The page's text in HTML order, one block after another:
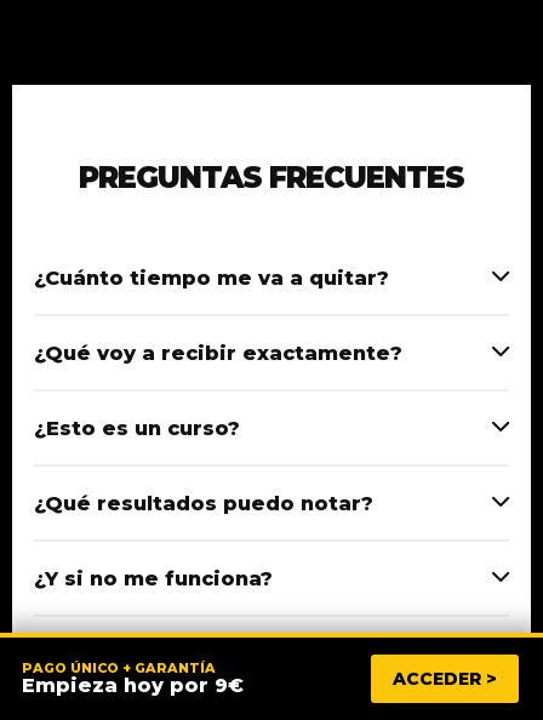
PREGUNTAS FRECUENTES
¿Cuánto tiempo me va a quitar?
¿Qué voy a recibir exactamente?
¿Esto es un curso?
¿Qué resultados puedo notar?
¿Y si no me funciona?
PAGO ÚNICO + GARANTÍA
Empieza hoy por 9€ ACCEDER >